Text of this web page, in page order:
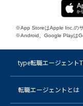
※App StoreはApple Inc.のサ
※Android、Google Playは
type転職エージェント
転職エージェントとは